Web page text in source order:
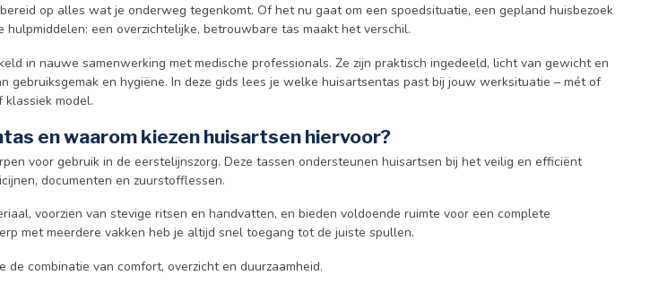
op alles wat je onderweg tegenkomt. Of het nu gaat om een spoedsituatie, een gepland huisbezoek
een overzichtelijke, betrouwbare tas maakt het verschil.
in nauwe samenwerking met medische professionals. Ze zijn praktisch ingedeeld, licht van gewicht en
gebruiksgemak en hygiëne. In deze gids lees je welke huisartsentas past bij jouw werksituatie – mét of
model.
en waarom kiezen huisartsen hiervoor?
voor gebruik in de eerstelijnszorg. Deze tassen ondersteunen huisartsen bij het veilig en efficiënt
documenten en zuurstofflessen.
voorzien van stevige ritsen en handvatten, en bieden voldoende ruimte voor een complete
met meerdere vakken heb je altijd snel toegang tot de juiste spullen.
de combinatie van comfort, overzicht en duurzaamheid.